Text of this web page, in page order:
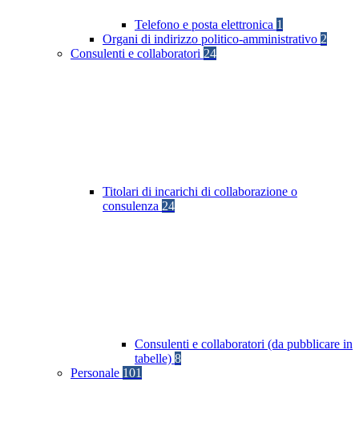
Telefono e posta elettronica 1
Organi di indirizzo politico-amministrativo 2
Consulenti e collaboratori 24
Titolari di incarichi di collaborazione o
consulenza 24
Consulenti e collaboratori (da pubblicare in
tabelle) 8
Personale 101